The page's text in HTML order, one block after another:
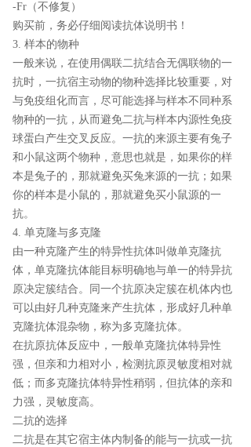
-Fr（不修复）
购买前，务必仔细阅读抗体说明书！
3. 样本的物种
一般来说，在使用偶联二抗结合无偶联物的一
抗时，一抗宿主动物的物种选择比较重要，对
与免疫组化而言，尽可能选择与样本不同种系
物种的一抗，从而避免二抗与样本内源性免疫
球蛋白产生交叉反应。一抗的来源主要有兔子
和小鼠这两个物种，意思也就是，如果你的样
本是兔子的，那就避免买兔来源的一抗；如果
你的样本是小鼠的，那就避免买小鼠源的一
抗。
4. 单克隆与多克隆
由一种克隆产生的特异性抗体叫做单克隆抗
体，单克隆抗体能目标明确地与单一的特异抗
原决定簇结合。同一个抗原决定簇在机体内也
可以由好几种克隆来产生抗体，形成好几种单
克隆抗体混杂物，称为多克隆抗体。
在抗原抗体反应中，一般单克隆抗体特异性
强，但亲和力相对小，检测抗原灵敏度相对就
低；而多克隆抗体特异性稍弱，但抗体的亲和
力强，灵敏度高。
二抗的选择
二抗是在其它宿主体内制备的能与一抗或一抗